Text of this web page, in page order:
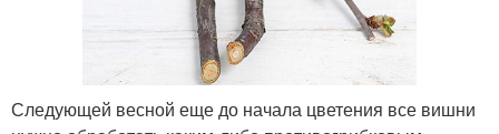
Следующей весной еще до начала цветения все вишни